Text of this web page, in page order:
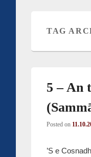
TAG
5 – An
Posted on
’S e